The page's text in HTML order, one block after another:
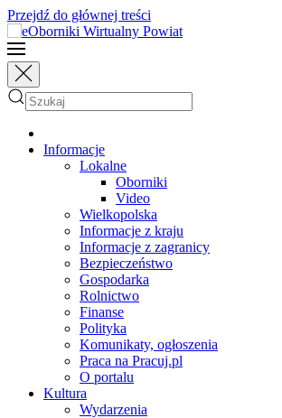
Przejdź do głównej treści
Informacje
Lokalne
Oborniki
Video
Wielkopolska
Informacje z kraju
Informacje z zagranicy
Bezpieczeństwo
Gospodarka
Rolnictwo
Finanse
Polityka
Komunikaty, ogłoszenia
Praca na Pracuj.pl
O portalu
Kultura
Wydarzenia